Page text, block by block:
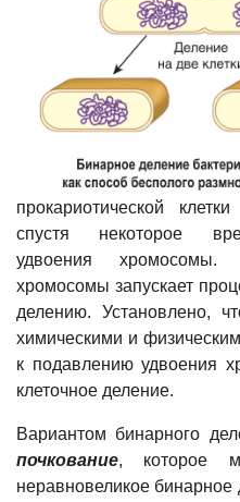
прокариотической
спустя некоторое
удвоения хромосомы.
хромосомы запускает
делению. Установлено,
химическими и
к подавлению удвоения
клеточное деление.
Вариантом бинарного
почкование, которое
неравновеликое